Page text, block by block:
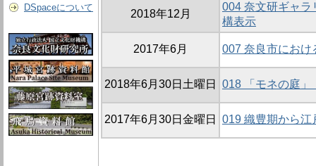
DSpaceについて
2018年12月
004 奈文研ギャラ
構表示
2017年6月 007 奈良市におけ
2018年6月30日土曜日 018 「モネの庭
2017年6月30日金曜日 019 織豊期から江